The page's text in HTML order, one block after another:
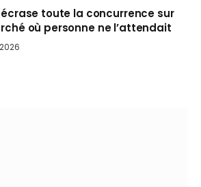
toute la concurrence sur
où personne ne l’attendait